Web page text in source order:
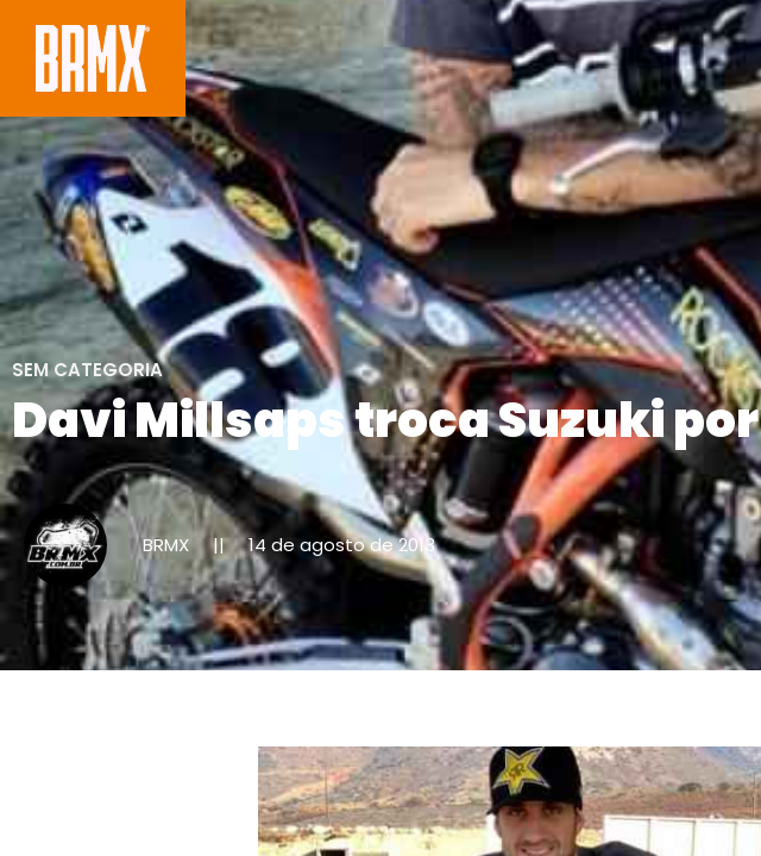
SEM CATEGORIA
Davi Millsaps troca Suzuki
BRMX || 14 de agosto de 2013